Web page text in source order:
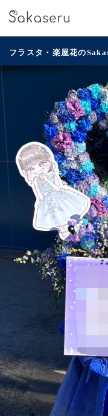
フラスタ・楽屋花の